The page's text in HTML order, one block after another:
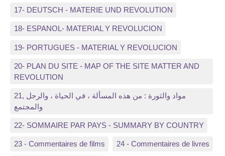
17- DEUTSCH - MATERIE UND REVOLUTION
18- ESPANOL- MATERIAL Y REVOLUCION
19- PORTUGUES - MATERIAL Y REVOLUCION
20- PLAN DU SITE - MAP OF THE SITE MATTER AND
REVOLUTION
21, مواد والثورة : من هذه المسألة ، في الحياة ، والرجل
والمجتمع
22- SOMMAIRE PAR PAYS - SUMMARY BY COUNTRY
23 - Commentaires de films 24 - Commentaires de livres